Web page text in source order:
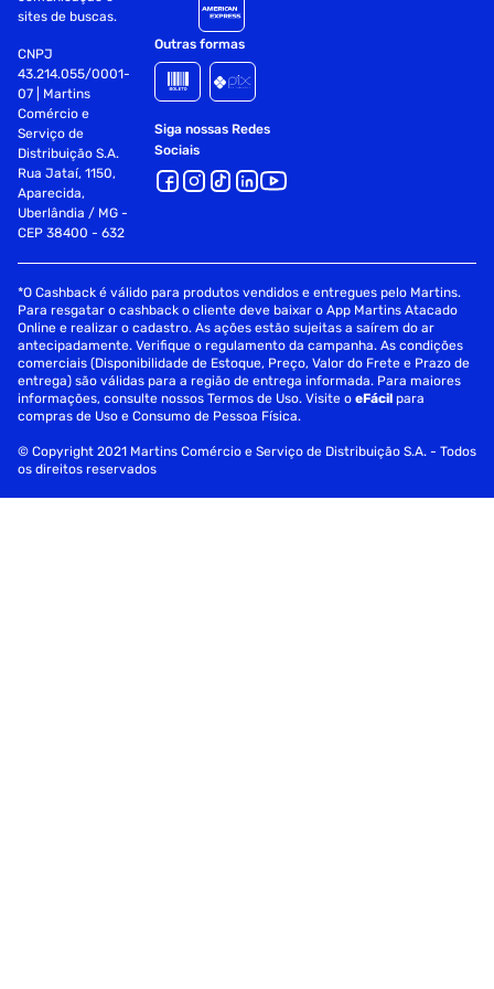
sites de buscas.
CNPJ
43.214.055/0001-
07 | Martins
Comércio e
Serviço de
Distribuição S.A.
Rua Jataí, 1150,
Aparecida,
Uberlândia / MG -
CEP 38400 - 632
Outras formas
Siga nossas Redes
Sociais
*O Cashback é válido para produtos vendidos e entregues pelo Martins.
Para resgatar o cashback o cliente deve baixar o App Martins Atacado
Online e realizar o cadastro. As ações estão sujeitas a saírem do ar
antecipadamente. Verifique o regulamento da campanha. As condições
comerciais (Disponibilidade de Estoque, Preço, Valor do Frete e Prazo de
entrega) são válidas para a região de entrega informada. Para maiores
informações, consulte nossos Termos de Uso. Visite oeFácil para
compras de Uso e Consumo de Pessoa Física.
© Copyright 2021 Martins Comércio e Serviço de Distribuição S.A. - Todos
os direitos reservados